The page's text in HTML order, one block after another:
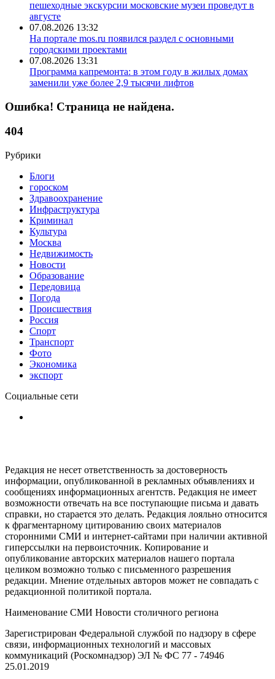
пешеходные экскурсии московские музеи проведут в
августе
07.08.2026 13:32
На портале mos.ru появился раздел с основными
городскими проектами
07.08.2026 13:31
Программа капремонта: в этом году в жилых домах
заменили уже более 2,9 тысячи лифтов
Ошибка! Страница не найдена.
404
Рубрики
Блоги
гороском
Здравоохранение
Инфраструктура
Криминал
Культура
Москва
Недвижимость
Новости
Образование
Передовица
Погода
Происшествия
Россия
Спорт
Транспорт
Фото
Экономика
экспорт
Социальные сети
Редакция не несет ответственность за достоверность
информации, опубликованной в рекламных объявлениях и
сообщениях информационных агентств. Редакция не имеет
возможности отвечать на все поступающие письма и давать
справки, но старается это делать. Редакция лояльно относится
к фрагментарному цитированию своих материалов
сторонними СМИ и интернет-сайтами при наличии активной
гиперссылки на первоисточник. Копирование и
опубликование авторских материалов нашего портала
целиком возможно только с письменного разрешения
редакции. Мнение отдельных авторов может не совпадать с
редакционной политикой портала.
Наименование СМИ Новости столичного региона
Зарегистрирован Федеральной службой по надзору в сфере
связи, информационных технологий и массовых
коммуникаций (Роскомнадзор) ЭЛ № ФC 77 - 74946
25.01.2019